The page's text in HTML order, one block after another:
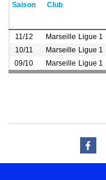
Saison Club
11/12 Marseille Ligue 1
10/11
Marseille Ligue 1
09/10
Marseille Ligue 1